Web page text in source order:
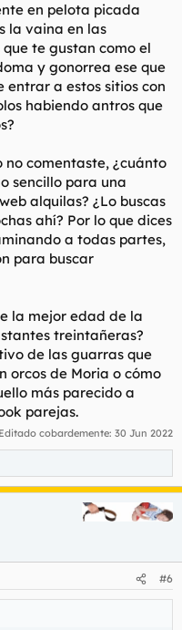
en pelota picada
la vaina en las
te gustan como el
y gonorrea ese que
entrar a estos sitios con
habiendo antros que
no comentaste, ¿cuánto
sencillo para una
alquilas? ¿Lo buscas
ahí? Por lo que dices
a todas partes,
para buscar
la mejor edad de la
treintañeras?
de las guarras que
orcos de Moria o cómo
más parecido a
parejas.
Editado cobardemente: 30 Jun 2022
#6